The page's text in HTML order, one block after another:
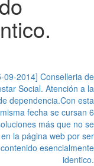
09-2014] Conselleria de
Social. Atención a la
dependencia.Con esta
misma fecha se cursan 6
más que no se
la página web por ser
esencialmente
identico.